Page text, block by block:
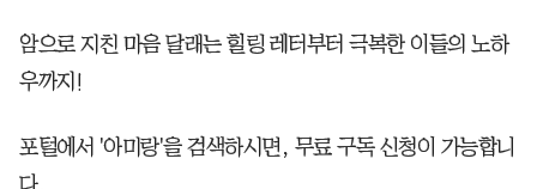
암으로 지친 마음 달래는 힐링 레터부터 극복한 이들의 노하
우까지!
포털에서 '아미랑'을 검색하시면, 무료 구독 신청이 가능합니
다.​